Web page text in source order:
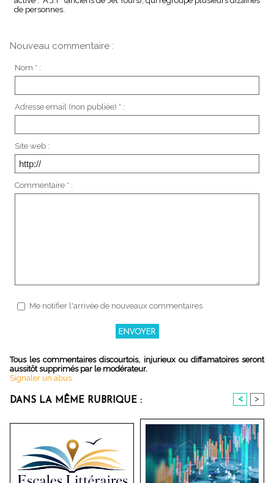
de personnes.
Nouveau commentaire :
Nom * :
Adresse email (non publiée) * :
Site web :
Commentaire * :
Me notifier l'arrivée de nouveaux commentaires
Tous les commentaires discourtois, injurieux ou diffamatoires seront
aussitôt supprimés par le modérateur.
Signaler un abus
DANS LA MÊME RUBRIQUE : < >